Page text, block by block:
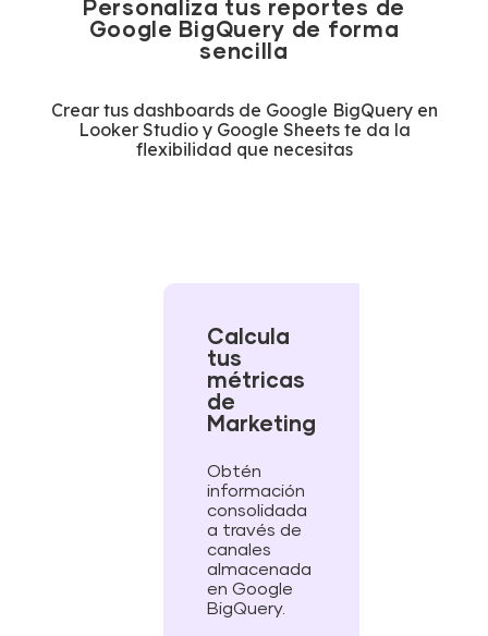
Personaliza tus reportes de
Google BigQuery de forma
sencilla
Crear tus dashboards de Google BigQuery en
Looker Studio y Google Sheets te da la
flexibilidad que necesitas
Calcula
tus
métricas
de
Marketing
Obtén
información
consolidada
a través de
canales
almacenada
en Google
BigQuery.